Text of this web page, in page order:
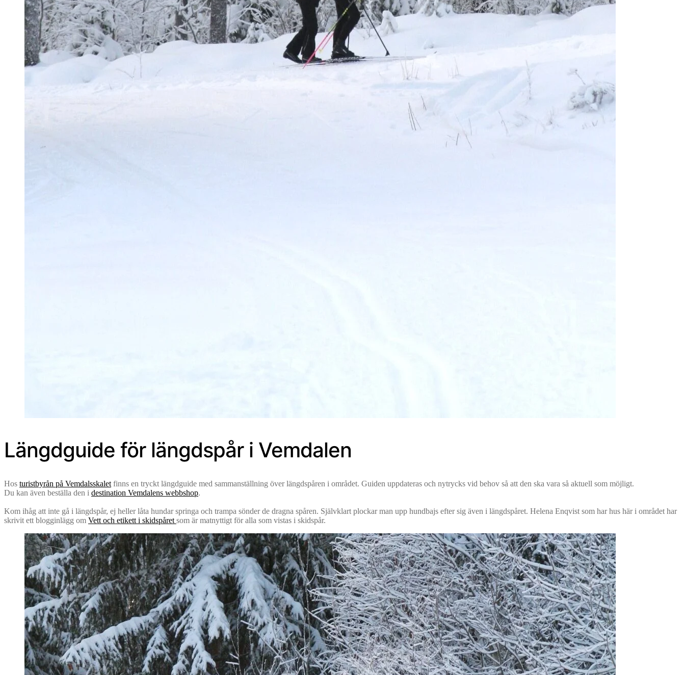
Längdguide för längdspår i Vemdalen
Hos turistbyrån på Vemdalsskalet finns en tryckt längdguide med sammanställning över längdspåren i området. Guiden uppdateras och nytrycks vid behov så att den ska vara så aktuell som möjligt.
Du kan även beställa den i destination Vemdalens webbshop.
Kom ihåg att inte gå i längdspår, ej heller låta hundar springa och trampa sönder de dragna spåren. Självklart plockar man upp hundbajs efter sig även i längdspåret. Helena Enqvist som har hus här i området har
skrivit ett blogginlägg om Vett och etikett i skidspåret som är matnyttigt för alla som vistas i skidspår.